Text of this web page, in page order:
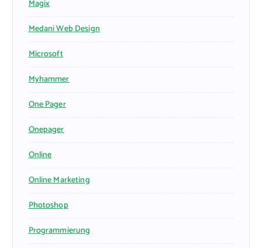
Magix
Medani Web Design
Microsoft
Myhammer
One Pager
Onepager
Online
Online Marketing
Photoshop
Programmierung